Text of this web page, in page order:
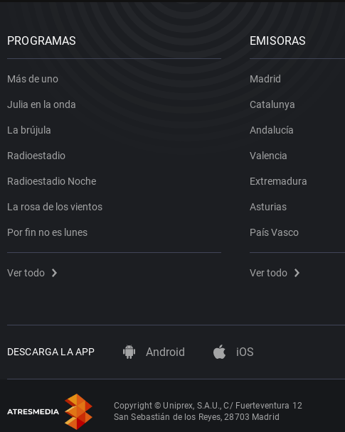
PROGRAMAS
Más de uno
Julia en la onda
La brújula
Radioestadio
Radioestadio Noche
La rosa de los vientos
Por fin no es lunes
Ver todo
EMISORAS
Madrid
Catalunya
Andalucía
Valencia
Extremadura
Asturias
País Vasco
Ver todo
DESCARGA LA APP Android iOS
Copyright © Uniprex, S.A.U., C/ Fuerteventura 12
San Sebastián de los Reyes, 28703 Madrid